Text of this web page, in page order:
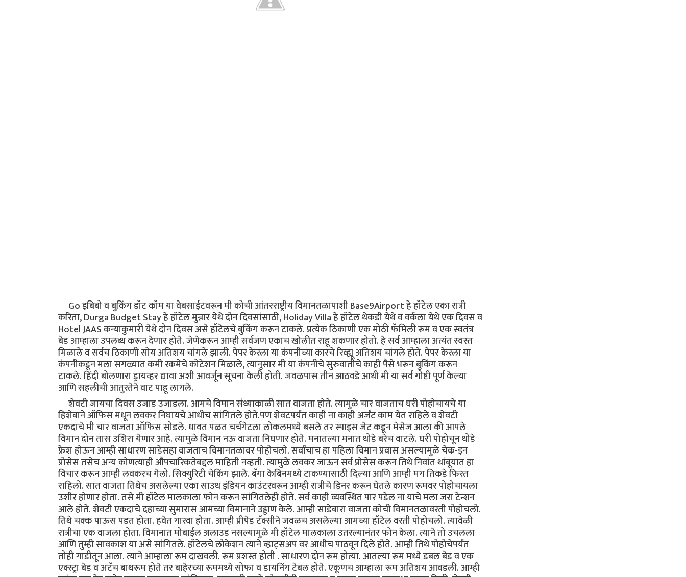
Go इबिबो व बुकिंग डॉट कॉम या वेबसाईटवरून मी कोची आंतरराष्ट्रीय विमानतळापाशी Base9Airport हे हॉटेल एका रात्री
करिता, Durga Budget Stay हे हॉटेल मुन्नार येथे दोन दिवसांसाठी, Holiday Villa हे हॉटेल थेकडी येथे व वर्कला येथे एक दिवस व
Hotel JAAS कन्याकुमारी येथे दोन दिवस असे हॉटेलचे बुकिंग करून टाकले. प्रत्येक ठिकाणी एक मोठी फॅमिली रूम व एक स्वतंत्र
बेड आम्हाला उपलब्ध करून देणार होते. जेणेकरून आम्ही सर्वजण एकाच खोलीत राहू शकणार होतो. हे सर्व आम्हाला अत्यंत स्वस्त
मिळाले व सर्वच ठिकाणी सोय अतिशय चांगले झाली. पेपर केरला या कंपनीच्या कारचे रिव्ह्यू अतिशय चांगले होते. पेपर केरला या
कंपनीकडून मला सगळ्यात कमी रकमेचे कोटेशन मिळाले, त्यानुसार मी या कंपनीचे सुरुवातीचे काही पैसे भरून बुकिंग करून
टाकले. हिंदी बोलणारा ड्रायव्हर द्यावा अशी आवर्जून सूचना केली होती. जवळपास तीन आठवडे आधी मी या सर्व गोष्टी पूर्ण केल्या
आणि सहलीची आतुरतेने वाट पाहू लागले.
शेवटी जायचा दिवस उजाड उजाडला. आमचे विमान संध्याकाळी सात वाजता होते. त्यामुळे चार वाजताच घरी पोहोचायचे या
हिशेबाने ऑफिस मधून लवकर निघायचे आधीच सांगितले होते.पण शेवटपर्यंत काही ना काही अर्जंट काम येत राहिले व शेवटी
एकदाचे मी चार वाजता ऑफिस सोडले. धावत पळत चर्चगेटला लोकलमध्ये बसले तर स्पाइस जेट कडून मेसेज आला की आपले
विमान दोन तास उशिरा येणार आहे. त्यामुळे विमान नऊ वाजता निघणार होते. मनातल्या मनात थोडे बरेच वाटले. घरी पोहोचून थोडे
फ्रेश होऊन आम्ही साधारण साडेसहा वाजताच विमानतळावर पोहोचलो. सर्वांचाच हा पहिला विमान प्रवास असल्यामुळे चेक-इन
प्रोसेस तसेच अन्य कोणत्याही औपचारिकतेबद्दल माहिती नव्हती. त्यामुळे लवकर जाऊन सर्व प्रोसेस करून तिथे निवांत थांबूयात हा
विचार करून आम्ही लवकरच गेलो. सिक्युरिटी चेकिंग झाले. बॅगा केबिनमध्ये टाकण्यासाठी दिल्या आणि आम्ही मग तिकडे फिरत
राहिलो. सात वाजता तिथेच असलेल्या एका साउथ इंडियन काउंटरवरून आम्ही रात्रीचे डिनर करून घेतले कारण रूमवर पोहोचायला
उशीर होणार होता. तसे मी हॉटेल मालकाला फोन करून सांगितलेही होते. सर्व काही व्यवस्थित पार पडेल ना याचे मला जरा टेन्शन
आले होते. शेवटी एकदाचे दहाच्या सुमारास आमच्या विमानाने उड्डाण केले. आम्ही साडेबारा वाजता कोची विमानतळावरती पोहोचलो.
तिथे चक्क पाऊस पडत होता. हवेत गारवा होता. आम्ही प्रीपेड टॅक्सीने जवळच असलेल्या आमच्या हॉटेल वरती पोहोचलो. त्यावेळी
रात्रीचा एक वाजला होता. विमानात मोबाईल अलाउड नसल्यामुळे मी हॉटेल मालकाला उतरल्यानंतर फोन केला. त्याने तो उचलला
आणि तुम्ही सावकाश या असे सांगितले. हॉटेलचे लोकेशन त्याने व्हाट्सअप वर आधीच पाठवून दिले होते. आम्ही तिथे पोहोचेपर्यंत
तोही गाडीतून आला. त्याने आम्हाला रूम दाखवली. रूम प्रशस्त होती . साधारण दोन रूम होत्या. आतल्या रूम मध्ये डबल बेड व एक
एक्स्ट्रा बेड व अटॅच बाथरूम होते तर बाहेरच्या रूममध्ये सोफा व डायनिंग टेबल होते. एकूणच आम्हाला रूम अतिशय आवडली. आम्ही